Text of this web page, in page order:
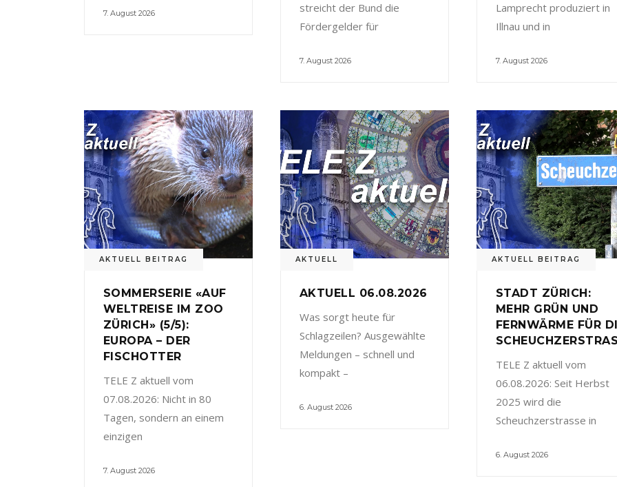
7. August 2026
streicht der Bund die
Fördergelder für
7. August 2026
Lamprecht produziert in
Illnau und in
7. August 2026
AKTUELL BEITRAG
SOMMERSERIE «AUF
WELTREISE IM ZOO
ZÜRICH» (5/5):
EUROPA – DER
FISCHOTTER
TELE Z aktuell vom
07.08.2026: Nicht in 80
Tagen, sondern an einem
einzigen
7. August 2026
AKTUELL
AKTUELL 06.08.2026
Was sorgt heute für
Schlagzeilen? Ausgewählte
Meldungen – schnell und
kompakt –
6. August 2026
AKTUELL BEITRAG
STADT ZÜRICH:
MEHR GRÜN UND
FERNWÄRME FÜR
TELE Z aktuell vom
06.08.2026: Seit Herbst
2025 wird die
Scheuchzerstrasse in
6. August 2026